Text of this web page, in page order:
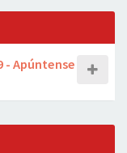
- Apúntense